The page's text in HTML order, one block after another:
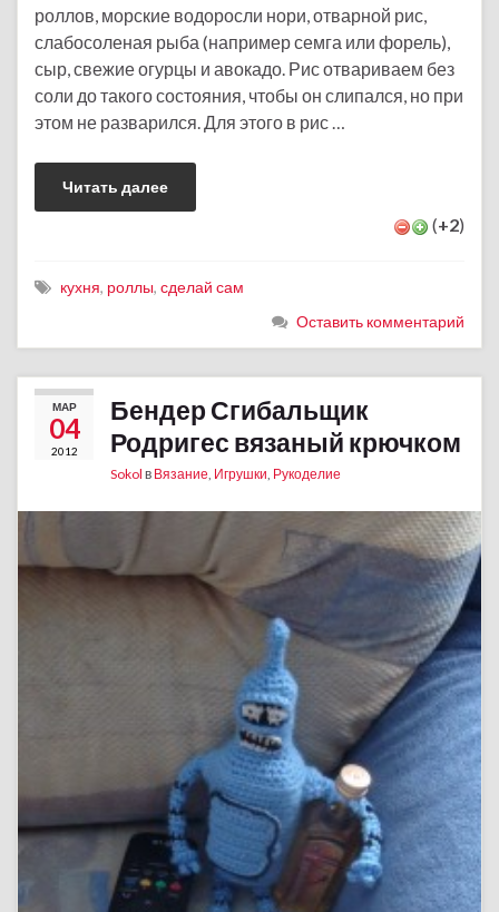
роллов, морские водоросли нори, отварной рис,
слабосоленая рыба (например семга или форель),
сыр, свежие огурцы и авокадо. Рис отвариваем без
соли до такого состояния, чтобы он слипался, но при
этом не разварился. Для этого в рис …
Читать далее
(+2)
кухня, роллы, сделай сам
Оставить комментарий
МАР
04
2012
Бендер Сгибальщик
Родригес вязаный крючком
Sokol в Вязание Игрушки Рукоделие